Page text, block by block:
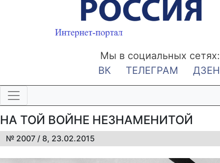
Мы в социальных сетях:
ВК
ТЕЛЕГРАМ ДЗЕН
НА ТОЙ ВОЙНЕ НЕЗНАМЕНИТОЙ
№ 2007 / 8, 23.02.2015